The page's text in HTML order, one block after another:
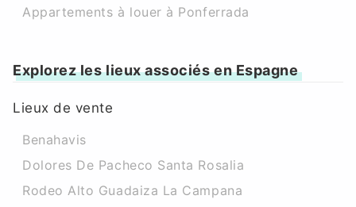
Appartements à louer à Ponferrada
Explorez les lieux associés en Espagne
Lieux de vente
Benahavis
Dolores De Pacheco Santa Rosalia
Rodeo Alto Guadaiza La Campana